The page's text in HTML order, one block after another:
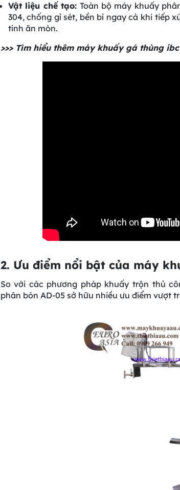
Vật liệu chế tạo: Toàn bộ máy khuấy
304, chống gỉ sét, bền bỉ ngay cả khi tiếp
tính ăn mòn.
>>> Tìm hiểu thêm máy khuấy gá thùng
2. Ưu điểm nổi bật của máy
So với các phương pháp khuấy trộn thủ
phân bón AD-05 sở hữu nhiều ưu điểm vượt